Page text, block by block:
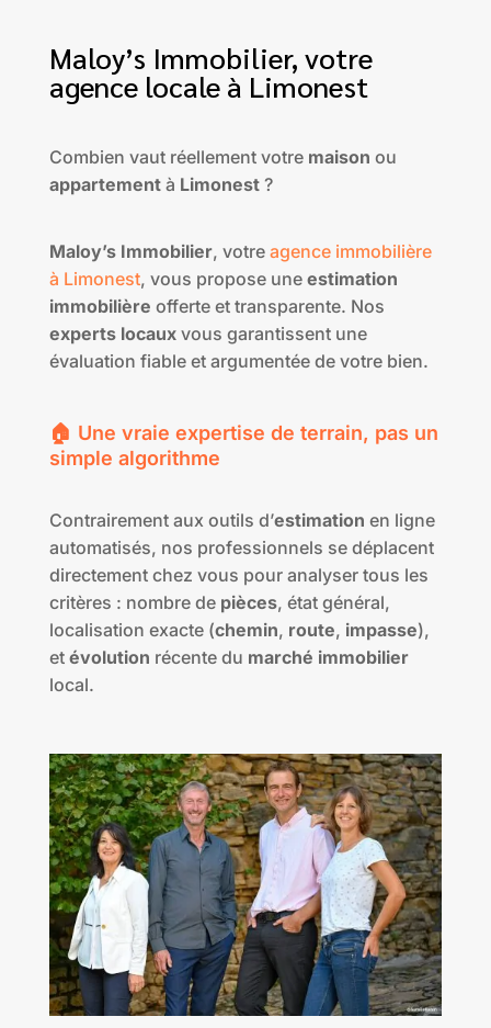
Maloy’s Immobilier, votre
agence locale à Limonest
Combien vaut réellement votre maison ou
appartementà Limonest?
Maloy’s Immobilier, votre agence immobilière
à Limonest, vous propose une estimation
immobilière offerte et transparente. Nos
experts locauxvous garantissent une
évaluation fiable et argumentée de votre bien.
🏠 Une vraie expertise de terrain, pas un
simple algorithme
Contrairement aux outils d’estimation en ligne
automatisés, nos professionnels se déplacent
directement chez vous pour analyser tous les
critères : nombre de pièces, état général,
localisation exacte (chemin, route, impasse),
et évolution récente du marché immobilier
local.